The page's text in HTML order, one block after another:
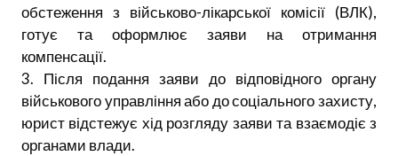
обстеження з військово-лікарської комісії (ВЛК),
готує та оформлює заяви на отримання
компенсації.
3. Після подання заяви до відповідного органу
військового управління або до соціального захисту,
юрист відстежує хід розгляду заяви та взаємодіє з
органами влади.